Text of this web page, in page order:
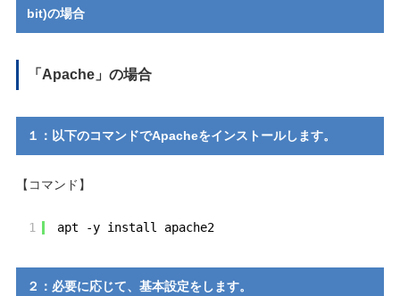
bit)の場合
「Apache」の場合
１：以下のコマンドでApacheをインストールします。
【コマンド】
1 apt -y install apache2
２：必要に応じて、基本設定をします。